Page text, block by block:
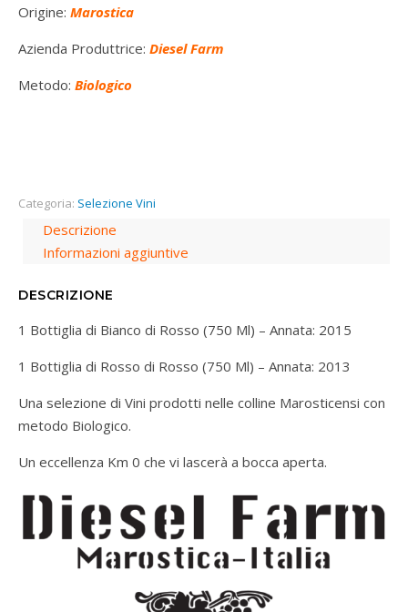
Origine: Marostica
Azienda Produttrice: Diesel Farm
Metodo: Biologico
Categoria: Selezione Vini
Descrizione
Informazioni aggiuntive
DESCRIZIONE
1 Bottiglia di Bianco di Rosso (750 Ml) – Annata: 2015
1 Bottiglia di Rosso di Rosso (750 Ml) – Annata: 2013
Una selezione di Vini prodotti nelle colline Marosticensi con
metodo Biologico.
Un eccellenza Km 0 che vi lascerà a bocca aperta.